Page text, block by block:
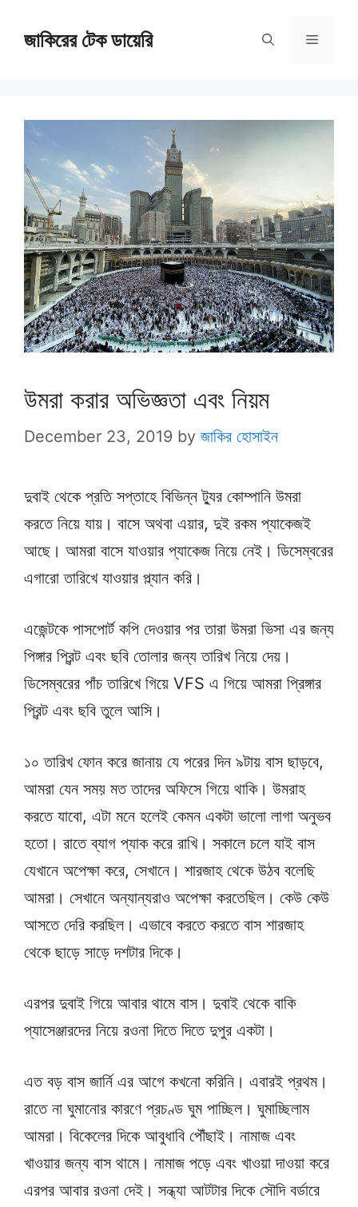
জাকিরের টেক ডায়েরি Menu
উমরা করার অভিজ্ঞতা এবং নিয়ম
December 23, 2019 by জাকির হোসাইন
দুবাই থেকে প্রতি সপ্তাহে বিভিন্ন ট্যুর কোম্পানি উমরা
করতে নিয়ে যায়। বাসে অথবা এয়ার, দুই রকম প্যাকেজই
আছে। আমরা বাসে যাওয়ার প্যাকেজ নিয়ে নেই। ডিসেম্বরের
এগারো তারিখে যাওয়ার প্ল্যান করি।
এজেন্টকে পাসপোর্ট কপি দেওয়ার পর তারা উমরা ভিসা এর জন্য
পিঙ্গার প্রিন্ট এবং ছবি তোলার জন্য তারিখ নিয়ে দেয়।
ডিসেম্বরের পাঁচ তারিখে গিয়ে VFS এ গিয়ে আমরা প্রিঙ্গার
প্রিন্ট এবং ছবি তুলে আসি।
১০ তারিখ ফোন করে জানায় যে পরের দিন ৯টায় বাস ছাড়বে,
আমরা যেন সময় মত তাদের অফিসে গিয়ে থাকি। উমরাহ
করতে যাবো, এটা মনে হলেই কেমন একটা ভালো লাগা অনুভব
হতো। রাতে ব্যাগ প্যাক করে রাখি। সকালে চলে যাই বাস
যেখানে অপেক্ষা করে, সেখানে। শারজাহ থেকে উঠব বলেছি
আমরা। সেখানে অন্যান্যরাও অপেক্ষা করতেছিল। কেউ কেউ
আসতে দেরি করছিল। এভাবে করতে করতে বাস শারজাহ
থেকে ছাড়ে সাড়ে দশটার দিকে।
এরপর দুবাই গিয়ে আবার থামে বাস। দুবাই থেকে বাকি
প্যাসেঞ্জারদের নিয়ে রওনা দিতে দিতে দুপুর একটা।
এত বড় বাস জার্নি এর আগে কখনো করিনি। এবারই প্রথম।
রাতে না ঘুমানোর কারণে প্রচণ্ড ঘুম পাচ্ছিল। ঘুমাচ্ছিলাম
আমরা। বিকেলের দিকে আবুধাবি পৌঁছাই। নামাজ এবং
খাওয়ার জন্য বাস থামে। নামাজ পড়ে এবং খাওয়া দাওয়া করে
এরপর আবার রওনা দেই। সন্ধ্যা আটটার দিকে সৌদি বর্ডারে